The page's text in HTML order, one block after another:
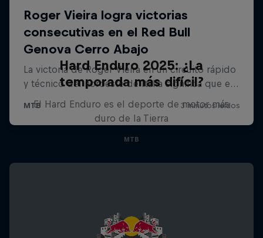
Hard Enduro 2025: ¿La
temporada más difícil?
El Hard Enduro es el deporte de motor más
duro de la Tierra
MTB